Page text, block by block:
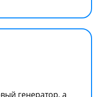
генератор, а